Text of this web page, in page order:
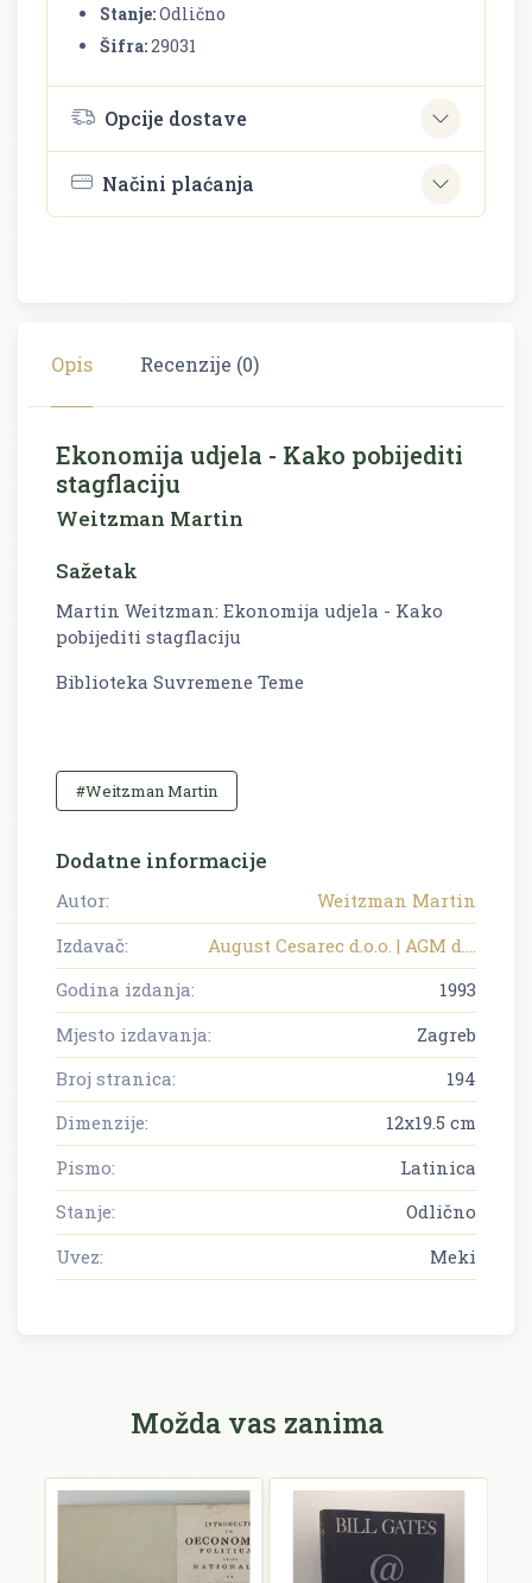
Stanje:Odlično
Šifra:29031
Opcije dostave
Načini plaćanja
Opis Recenzije (0)
Ekonomija udjela - Kako pobijediti
stagflaciju
Weitzman Martin
Sažetak
Martin Weitzman: Ekonomija udjela - Kako
pobijediti stagflaciju
Biblioteka Suvremene Teme
#Weitzman Martin
Dodatne informacije
Autor:
Weitzman Martin
Izdavač:
August Cesarec d.o.o. | AGM d....
Godina izdanja:
1993
Mjesto izdavanja:
Zagreb
Broj stranica:
194
Dimenzije:
12x19.5 cm
Pismo:
Latinica
Stanje:
Odlično
Uvez:
Meki
Možda vas zanima